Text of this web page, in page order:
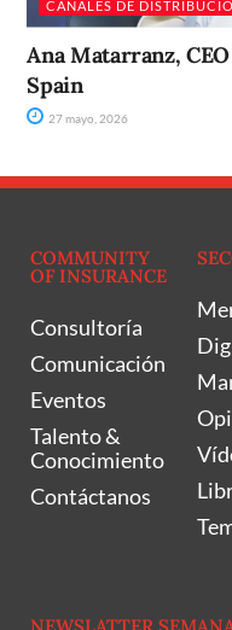
CANALES DE
Ana Matarranz,
Spain
27 mayo, 2026
COMMUNITY
OF INSURANCE
Consultoría
Comunicación
Eventos
Talento &
Conocimiento
Contáctanos
NEWSLATTER